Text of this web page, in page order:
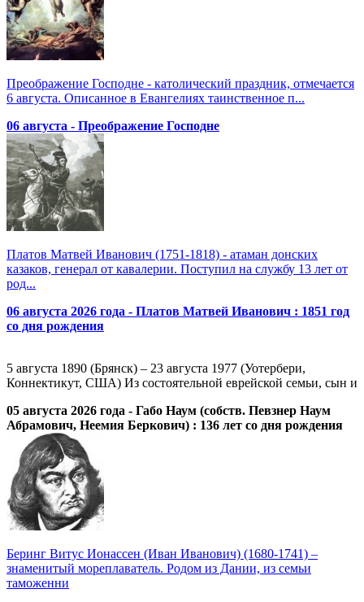
Преображение Господне - католический праздник, отмечается
6 августа. Описанное в Евангелиях таинственное п...
06 августа - Преображение Господне
Платов Матвей Иванович (1751-1818) - атаман донских
казаков, генерал от кавалерии. Поступил на службу 13 лет от
род...
06 августа 2026 года - Платов Матвей Иванович : 1851 год
со дня рождения
5 августа 1890 (Брянск) – 23 августа 1977 (Уотербери,
Коннектикут, США) Из состоятельной еврейской семьи, сын и
05 августа 2026 года - Габо Наум (собств. Певзнер Наум
Абрамович, Неемия Беркович) : 136 лет со дня рождения
Беринг Витус Ионассен (Иван Иванович) (1680-1741) –
знаменитый мореплаватель. Родом из Дании, из семьи
таможенни